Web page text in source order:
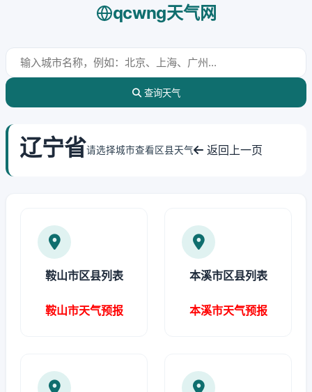
qcwng天气网
查询天气
辽宁省请选择城市查看区县天气 返回上一页
鞍山市区县列表
鞍山市天气预报
本溪市区县列表
本溪市天气预报